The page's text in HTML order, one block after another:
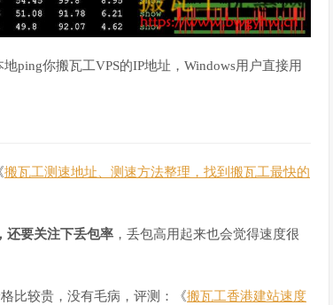
ping你搬瓦工VPS的IP地址，Windows用户直接用
搬瓦工测速地址、测速方法整理，找到搬瓦工最快的
还要关注下丢包率 ，丢包高用起来也会觉得速度很
比较贵，没有毛病，评测：《搬瓦工香港建站速度